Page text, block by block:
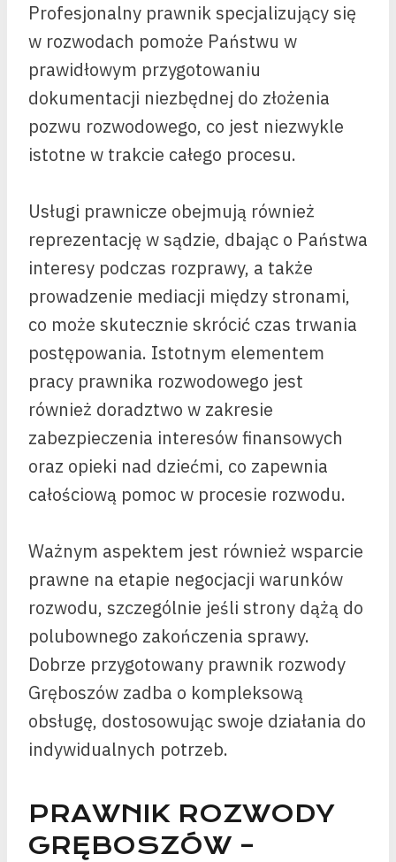
Profesjonalny prawnik specjalizujący się
w rozwodach pomoże Państwu w
prawidłowym przygotowaniu
dokumentacji niezbędnej do złożenia
pozwu rozwodowego, co jest niezwykle
istotne w trakcie całego procesu.
Usługi prawnicze obejmują również
reprezentację w sądzie, dbając o Państwa
interesy podczas rozprawy, a także
prowadzenie mediacji między stronami,
co może skutecznie skrócić czas trwania
postępowania. Istotnym elementem
pracy prawnika rozwodowego jest
również doradztwo w zakresie
zabezpieczenia interesów finansowych
oraz opieki nad dziećmi, co zapewnia
całościową pomoc w procesie rozwodu.
Ważnym aspektem jest również wsparcie
prawne na etapie negocjacji warunków
rozwodu, szczególnie jeśli strony dążą do
polubownego zakończenia sprawy.
Dobrze przygotowany prawnik rozwody
Gręboszów zadba o kompleksową
obsługę, dostosowując swoje działania do
indywidualnych potrzeb.
PRAWNIK ROZWODY
GRĘBOSZÓW –